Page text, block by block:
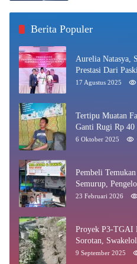
Berita Populer
Aurelia Natasya,
Prestasi Dari
Kerinci 2025
17 Agustus 2025
Tertipu Muatan
Ganti Rugi Rp 40
6 Oktober 2025
Pembeli
Semurup,
23 Februari 2026
Proyek P3-TGAI
Sorotan,
9 September 2025